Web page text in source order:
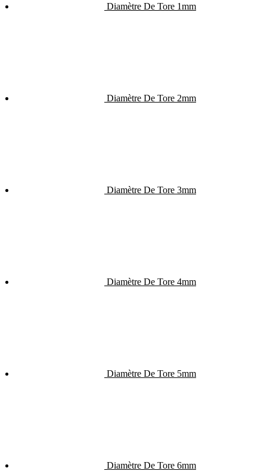
Diamètre De Tore 1mm
Diamètre De Tore 2mm
Diamètre De Tore 3mm
Diamètre De Tore 4mm
Diamètre De Tore 5mm
Diamètre De Tore 6mm